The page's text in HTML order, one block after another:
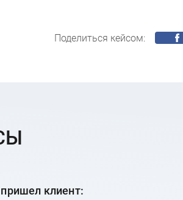
Поделиться кейсом:
клиент: